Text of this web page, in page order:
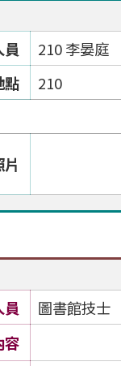
員
210 李晏庭
點
210
圖書館技士
容